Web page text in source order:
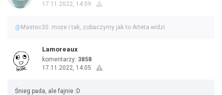
17.11.2022, 14:09
@ Mastec30: może i tak, zobaczymy jak to Arteta widzi
Lamoreaux
komentarzy: 3858
17.11.2022, 14:05
Śnieg pada, ale fajnie :D